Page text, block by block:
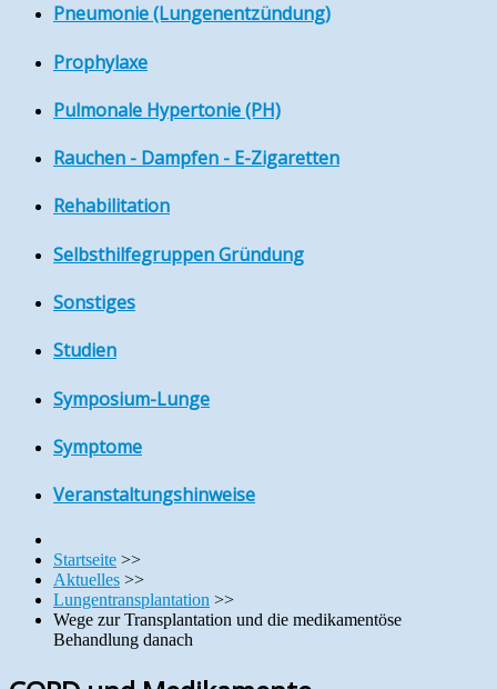
Pneumonie (Lungenentzündung)
Prophylaxe
Pulmonale Hypertonie (PH)
Rauchen - Dampfen - E-Zigaretten
Rehabilitation
Selbsthilfegruppen Gründung
Sonstiges
Studien
Symposium-Lunge
Symptome
Veranstaltungshinweise
Startseite >>
Aktuelles >>
Lungentransplantation >>
Wege zur Transplantation und die medikamentöse
Behandlung danach